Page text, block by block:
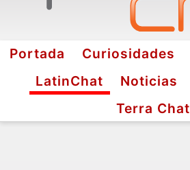
Portada Curiosidades
LatinChat
Noticias
Terra Chat